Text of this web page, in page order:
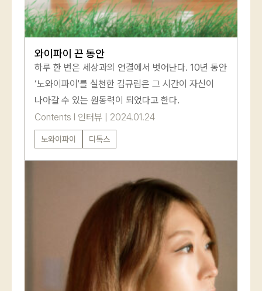
와이파이 끈 동안
하루 한 번은 세상과의 연결에서 벗어난다. 10년 동안
‘노와이파이'를 실천한 김규림은 그 시간이 자신이
나아갈 수 있는 원동력이 되었다고 한다.
Contents
인터뷰 2024.01.24
노와이파이 디톡스